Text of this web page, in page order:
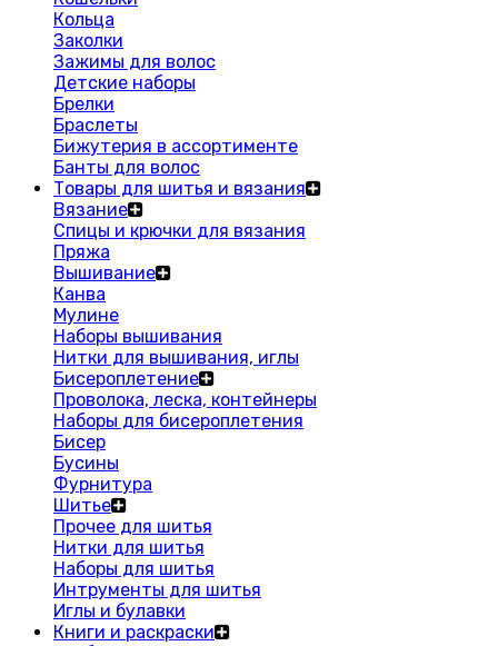
Кольца
Заколки
Зажимы для волос
Детские наборы
Брелки
Браслеты
Бижутерия в ассортименте
Банты для волос
Товары для шитья и вязания
Вязание
Спицы и крючки для вязания
Пряжа
Вышивание
Канва
Мулине
Наборы вышивания
Нитки для вышивания, иглы
Бисероплетение
Проволока, леска, контейнеры
Наборы для бисероплетения
Бисер
Бусины
Фурнитура
Шитье
Прочее для шитья
Нитки для шитья
Наборы для шитья
Интрументы для шитья
Иглы и булавки
Книги и раскраски